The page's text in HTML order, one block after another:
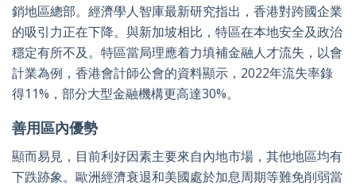
銷地區總部。經濟學人智庫最新研究指出，香港對跨國企業
的吸引力正在下降。與新加坡相比，特區在本地安全及政治
穩定有所不及。特區當局理應着力填補金融人才流失，以會
計業為例，香港會計師公會的資料顯示，2022年流失率錄
得11%，部分大型金融機構更高達30%。
善用區內優勢
顯而易見，目前利好因素主要來自內地市場，其他地區均有
下跌跡象。歐洲經濟衰退和美國處於加息周期等難免削弱當